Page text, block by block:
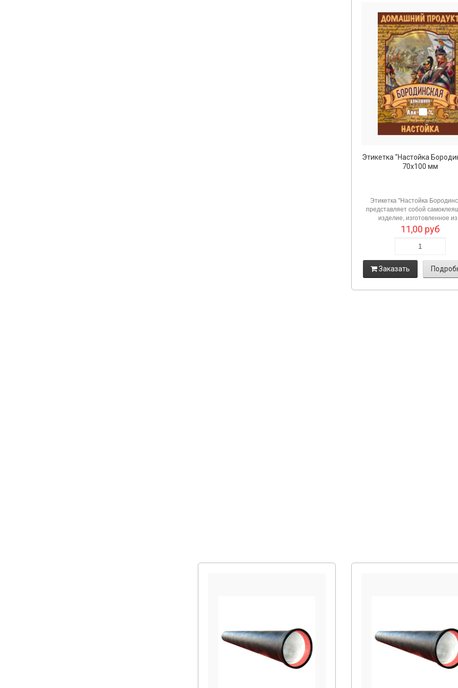
Этикетка "Настойка
70х100 мм
Этикетка "Настойка
представляет собой
изделие, изготовленное
11,00 руб
Заказать